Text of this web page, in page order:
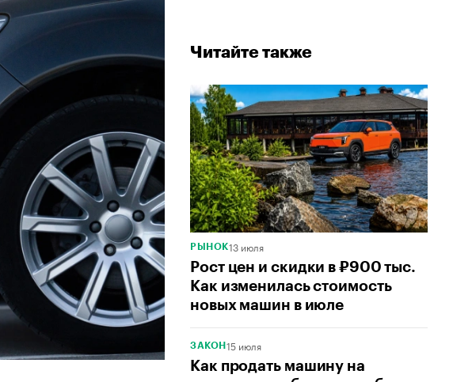
Читайте также
РЫНОК13 июля
Рост цен и скидки в ₽900 тыс.
Как изменилась стоимость
новых машин в июле
ЗАКОН 15 июля
Как продать машину на